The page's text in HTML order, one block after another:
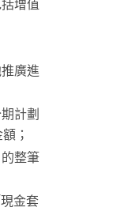
廣進
計劃
；
整筆
金套